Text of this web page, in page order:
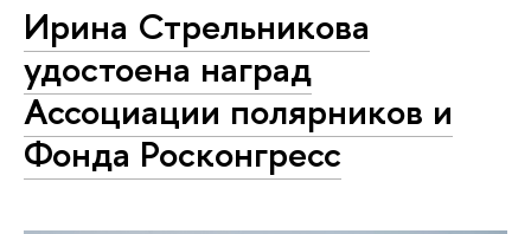
Ирина Стрельникова
удостоена наград
Ассоциации полярников и
Фонда Росконгресс